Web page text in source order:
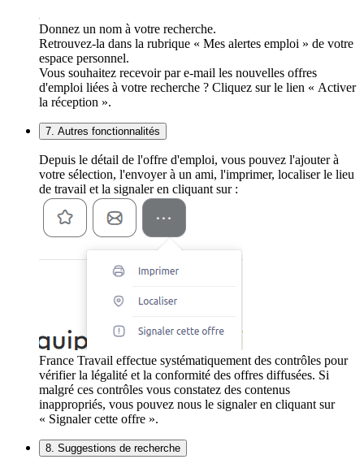
Donnez un nom à votre recherche.
Retrouvez-la dans la rubrique « Mes alertes emploi » de votre
espace personnel.
Vous souhaitez recevoir par e-mail les nouvelles offres
d'emploi liées à votre recherche ? Cliquez sur le lien « Activer
la réception ».
7. Autres fonctionnalités
Depuis le détail de l'offre d'emploi, vous pouvez l'ajouter à
votre sélection, l'envoyer à un ami, l'imprimer, localiser le lieu
de travail et la signaler en cliquant sur :
France Travail effectue systématiquement des contrôles pour
vérifier la légalité et la conformité des offres diffusées. Si
malgré ces contrôles vous constatez des contenus
inappropriés, vous pouvez nous le signaler en cliquant sur
« Signaler cette offre ».
8. Suggestions de recherche